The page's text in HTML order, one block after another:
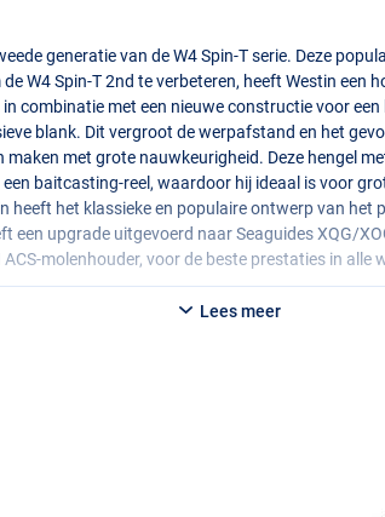
generatie van de W4 Spin-T serie. Deze
W4 Spin-T 2nd te verbeteren, heeft Westin een
combinatie met een nieuwe constructie voor
blank. Dit vergroot de werpafstand en het
maken met grote nauwkeurigheid. Deze hengel
baitcasting-reel, waardoor hij ideaal is voor
heeft het klassieke en populaire ontwerp van het
een upgrade uitgevoerd naar SeaguidesXQG/
ACS-molenhouder, voor de beste prestaties in alle
Lees meer